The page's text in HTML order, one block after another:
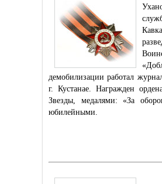
демобилизации работал
г. Кустанае. Награжден
Звезды, медалями: «За
юбилейными.